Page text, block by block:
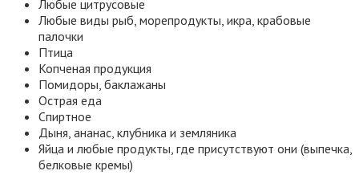
Любые цитрусовые
Любые виды рыб, морепродукты, икра, крабовые
палочки
Птица
Копченая продукция
Помидоры, баклажаны
Острая еда
Спиртное
Дыня, ананас, клубника и земляника
Яйца и любые продукты, где присутствуют они (выпечка,
белковые кремы)